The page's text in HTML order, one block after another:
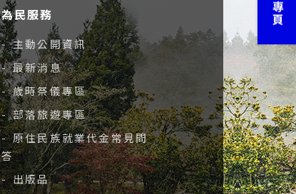
為民服務
- 主動公開資訊
- 最新消息
- 歲時祭儀專區
- 部落旅遊專區
- 原住民族就業代金常見問
答
- 出版品